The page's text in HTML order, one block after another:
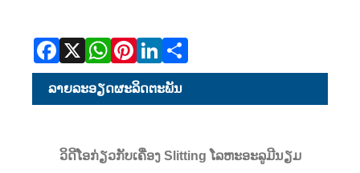
ລາຍ​ລະ​ອຽດ​ຜະ​ລິດ​ຕະ​ພັນ
ວິດີໂອກ່ຽວກັບເຄື່ອງ Slitting ໂລຫະອະລູມີນຽມ